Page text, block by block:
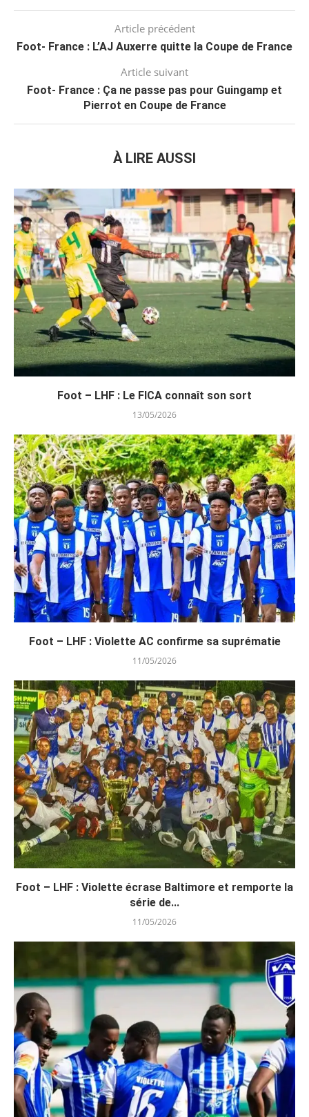
Article précédent
Foot- France : L’AJ Auxerre quitte la Coupe de France
Article suivant
Foot- France : Ça ne passe pas pour Guingamp et
Pierrot en Coupe de France
À LIRE AUSSI
Foot – LHF : Le FICA connaît son sort
13/05/2026
Foot – LHF : Violette AC confirme sa suprématie
11/05/2026
Foot – LHF : Violette écrase Baltimore et remporte la
série de...
11/05/2026